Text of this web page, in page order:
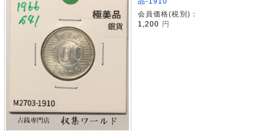
会員価格(税別)：
1,200 円